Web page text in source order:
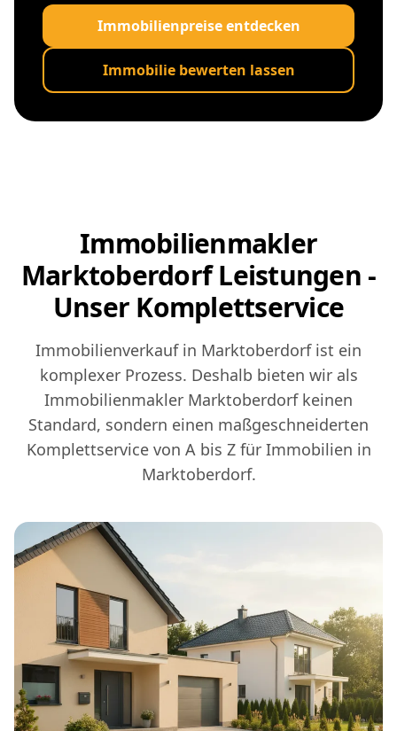
Immobilienpreise entdecken
Immobilie bewerten lassen
Immobilienmakler
Marktoberdorf Leistungen -
Unser Komplettservice
Immobilienverkauf in Marktoberdorf ist ein
komplexer Prozess. Deshalb bieten wir als
Immobilienmakler Marktoberdorf keinen
Standard, sondern einen maßgeschneiderten
Komplettservice von A bis Z für Immobilien in
Marktoberdorf.